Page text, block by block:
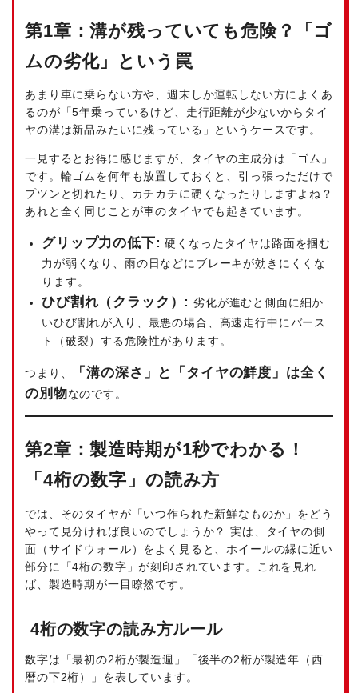
第1章：溝が残っていても危険？「ゴ
ムの劣化」という罠
あまり車に乗らない方や、週末しか運転しない方によくあ
るのが「5年乗っているけど、走行距離が少ないからタイ
ヤの溝は新品みたいに残っている」というケースです。
一見するとお得に感じますが、タイヤの主成分は「ゴム」
です。輪ゴムを何年も放置しておくと、引っ張っただけで
プツンと切れたり、カチカチに硬くなったりしますよね？
あれと全く同じことが車のタイヤでも起きています。
グリップ力の低下: 硬くなったタイヤは路面を掴む
力が弱くなり、雨の日などにブレーキが効きにくくな
ります。
ひび割れ（クラック）: 劣化が進むと側面に細か
いひび割れが入り、最悪の場合、高速走行中にバース
ト（破裂）する危険性があります。
つまり、
「溝の深さ」と「タイヤの鮮度」は全く
の別物なのです。
第2章：製造時期が1秒でわかる！
「4桁の数字」の読み方
では、そのタイヤが「いつ作られた新鮮なものか」をどう
やって見分ければ良いのでしょうか？ 実は、タイヤの側
面（サイドウォール）をよく見ると、ホイールの縁に近い
部分に「4桁の数字」が刻印されています。これを見れ
ば、製造時期が一目瞭然です。
4桁の数字の読み方ルール
数字は「最初の2桁が製造週」「後半の2桁が製造年（西
暦の下2桁）」を表しています。